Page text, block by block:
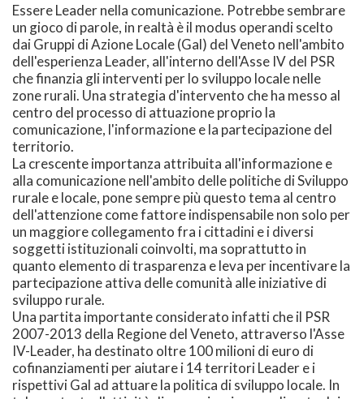
Essere Leader nella comunicazione. Potrebbe sembrare
un gioco di parole, in realtà è il modus operandi scelto
dai Gruppi di Azione Locale (Gal) del Veneto nell'ambito
dell'esperienza Leader, all'interno dell'Asse IV del PSR
che finanzia gli interventi per lo sviluppo locale nelle
zone rurali. Una strategia d'intervento che ha messo al
centro del processo di attuazione proprio la
comunicazione, l'informazione e la partecipazione del
territorio.
La crescente importanza attribuita all'informazione e
alla comunicazione nell'ambito delle politiche di Sviluppo
rurale e locale, pone sempre più questo tema al centro
dell'attenzione come fattore indispensabile non solo per
un maggiore collegamento fra i cittadini e i diversi
soggetti istituzionali coinvolti, ma soprattutto in
quanto elemento di trasparenza e leva per incentivare la
partecipazione attiva delle comunità alle iniziative di
sviluppo rurale.
Una partita importante considerato infatti che il PSR
2007-2013 della Regione del Veneto, attraverso l'Asse
IV-Leader, ha destinato oltre 100 milioni di euro di
cofinanziamenti per aiutare i 14 territori Leader e i
rispettivi Gal ad attuare la politica di sviluppo locale. In